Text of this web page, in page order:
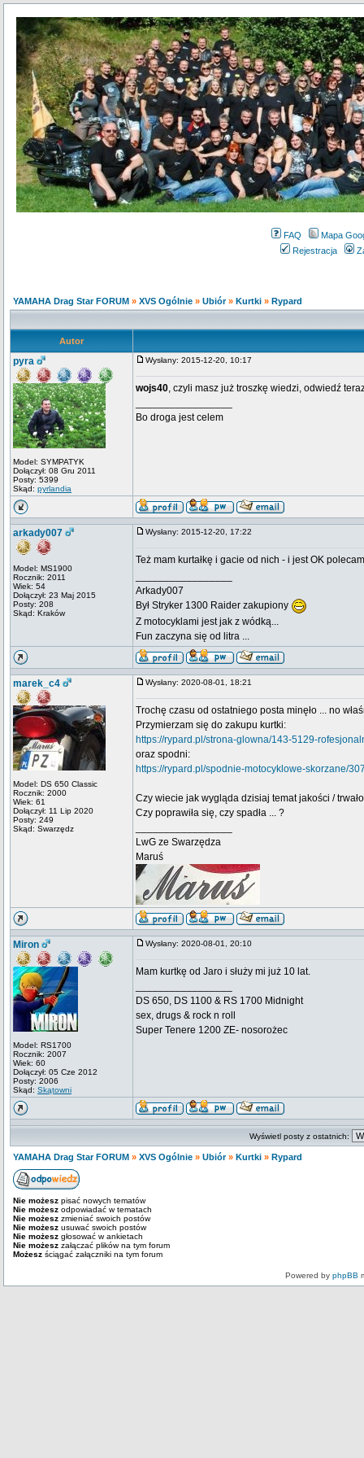
FAQ
Mapa
Rejestracja
YAMAHA Drag Star FORUM » XVS Ogólnie » Ubiór» Kurtki » Rypard
Autor
pyra
Model: SYMPATYK
Dołączył: 08 Gru 2011
Posty: 5399
Skąd: pyrlandia
Wysłany: 2015-12-20, 10:17
wojs40, czyli masz już troszkę wiedzi, odwiedź
Bo droga jest celem
arkady007
Model: MS1900
Rocznik: 2011
Wiek: 54
Dołączył: 23 Maj 2015
Posty: 208
Skąd: Kraków
Wysłany: 2015-12-20, 17:22
Też mam kurtałkę i gacie od nich - i jest OK
Arkady007
Był Stryker 1300 Raider zakupiony
Z motocyklami jest jak z wódką...
Fun zaczyna się od litra ...
marek_c4
Model: DS 650 Classic
Rocznik: 2000
Wiek: 61
Dołączył: 11 Lip 2020
Posty: 249
Skąd: Swarzędz
Wysłany: 2020-08-01, 18:21
Trochę czasu od ostatniego posta minęło ... no
Przymierzam się do zakupu kurtki:
https://rypard.pl/strona-glowna/143-5129-
oraz spodni:
https://rypard.pl/spodnie-motocyklowe-skorzane/
Czy wiecie jak wygląda dzisiaj temat jakości /
Czy poprawiła się, czy spadła ... ?
LwG ze Swarzędza
Maruś
Miron
Model: RS1700
Rocznik: 2007
Wiek: 60
Dołączył: 05 Cze 2012
Posty: 2006
Skąd: Skątowni
Wysłany: 2020-08-01, 20:10
Mam kurtkę od Jaro i służy mi już 10 lat.
DS 650, DS 1100 & RS 1700 Midnight
sex, drugs & rock n roll
Super Tenere 1200 ZE- nosorożec
Wyświetl posty z ostatnich:
YAMAHA Drag Star FORUM » XVS Ogólnie » Ubiór» Kurtki » Rypard
Nie możesz pisać nowych tematów
Nie możesz odpowiadać w tematach
Nie możesz zmieniać swoich postów
Nie możesz usuwać swoich postów
Nie możesz głosować w ankietach
Nie możesz załączać plików na tym forum
Możesz ściągać załączniki na tym forum
Powered by phpBB